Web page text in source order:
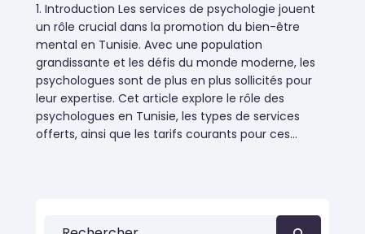
1. Introduction Les services de psychologie jouent
un rôle crucial dans la promotion du bien-être
mental en Tunisie. Avec une population
grandissante et les défis du monde moderne, les
psychologues sont de plus en plus sollicités pour
leur expertise. Cet article explore le rôle des
psychologues en Tunisie, les types de services
offerts, ainsi que les tarifs courants pour ces…
Rechercher :